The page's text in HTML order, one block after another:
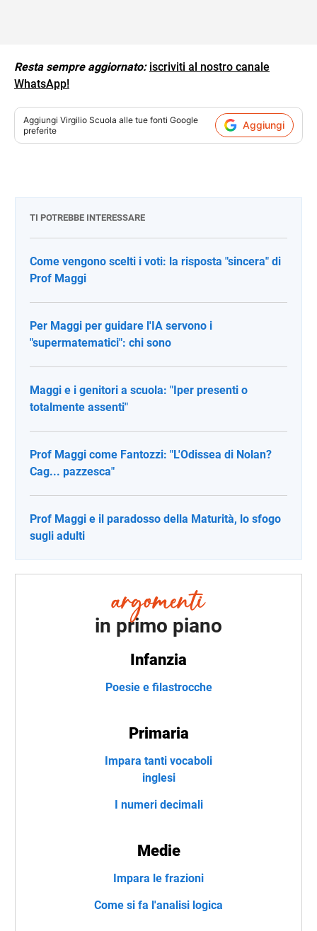
Resta sempre aggiornato: iscriviti al nostro canale
WhatsApp!
Aggiungi Virgilio Scuola alle tue fonti Google
preferite
Aggiungi
TI POTREBBE INTERESSARE
Come vengono scelti i voti: la risposta "sincera" di
Prof Maggi
Per Maggi per guidare l'IA servono i
"supermatematici": chi sono
Maggi e i genitori a scuola: "Iper presenti o
totalmente assenti"
Prof Maggi come Fantozzi: "L'Odissea di Nolan?
Cag... pazzesca"
Prof Maggi e il paradosso della Maturità, lo sfogo
sugli adulti
in primo piano
Infanzia
Poesie e filastrocche
Primaria
Impara tanti vocaboli
inglesi
I numeri decimali
Medie
Impara le frazioni
Come si fa l'analisi logica